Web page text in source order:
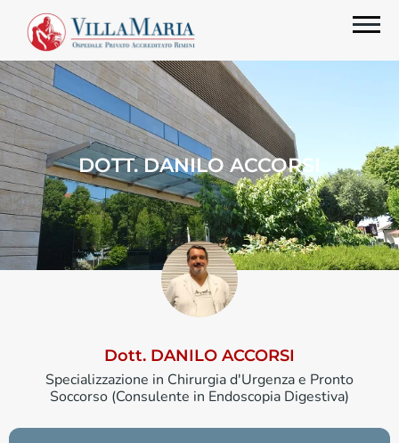
DOTT. DANILO ACCORSI
Dott. DANILO ACCORSI
Specializzazione in Chirurgia d'Urgenza e Pronto
Soccorso (Consulente in Endoscopia Digestiva)